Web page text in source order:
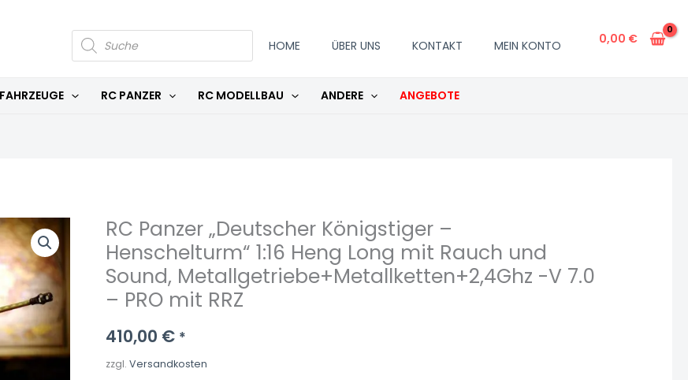
PRODUCTS
SEARCH HOME ÜBER UNS KONTAKT MEIN KONTO 0,00 €
RC PANZER RC MODELLBAU ANDERE ANGEBOTE
RC Panzer „Deutscher Königstiger –
Henschelturm“ 1:16 Heng Long mit Rauch und
Sound, Metallgetriebe+Metallketten+2,4Ghz -V 7.0
– PRO mit RRZ
410,00 € *
zzgl. Versandkosten
RC
Panzer
"Deutscher
Königstiger
Henschelturm"
Heng
-
PRO